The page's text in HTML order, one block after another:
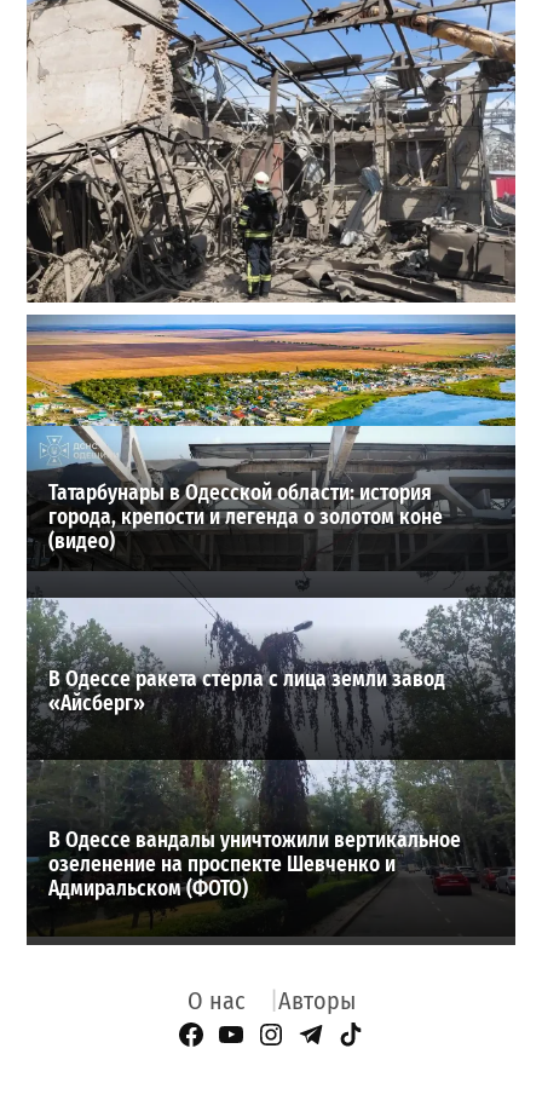
В Одессе выросло число пострадавших после атаки
реактивных дронов (фото)
2
24-07-2026 в 14:29
ВИБОР РЕДАКЦИИ
Татарбунары в Одесской области: история
города, крепости и легенда о золотом коне
(видео)
В Одессе ракета стерла с лица земли завод
«Айсберг»
В Одессе вандалы уничтожили вертикальное
озеленение на проспекте Шевченко и
Адмиральском (ФОТО)
О нас Авторы
Facebook Page
YouTube
Instagram
Telegram
TikTok